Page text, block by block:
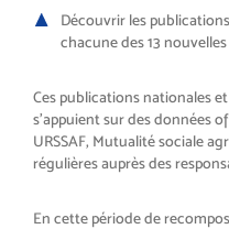
Découvrir les
chacune des 13
Ces publications nationales
s’appuient sur des données
URSSAF, Mutualité sociale
régulières auprès des
En cette période de